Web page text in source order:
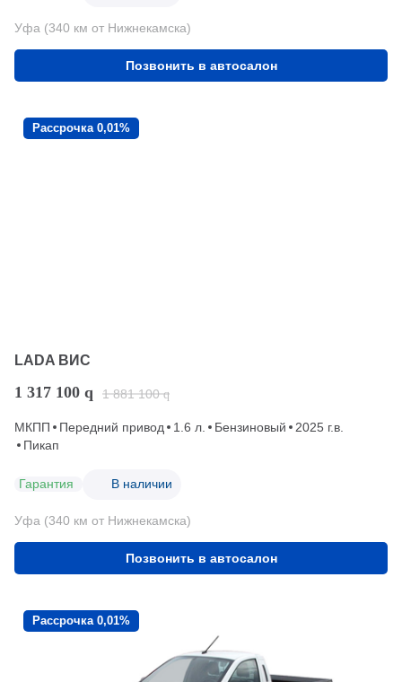
Уфа (340 км от Нижнекамска)
Позвонить в автосалон
Рассрочка 0,01%
LADA ВИС
1 317 100 q 1 881 100 q
МКПП Передний привод 1.6 л. Бензиновый
2025 г.в.
Пикап
Гарантия В наличии
Уфа (340 км от Нижнекамска)
Позвонить в автосалон
Рассрочка 0,01%